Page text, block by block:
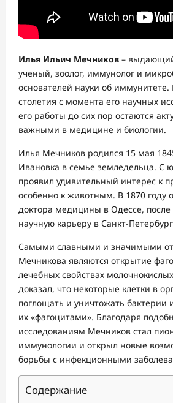
Илья Ильич Мечников –
ученый, зоолог, иммунолог и
основателей науки об
столетия с момента его научных
его работы до сих пор остаются
важными в медицине и биологии.
Илья Мечников родился 15 мая
Ивановка в семье земледельца. С
проявил удивительный интерес к
особенно к животным. В 1870 году
доктора медицины в Одессе, после
научную карьеру в Санкт-
Самыми славными и значимыми
Мечникова являются открытие
лечебных свойствах
доказал, что некоторые клетки в
поглощать и уничтожать бактерии
их «фагоцитами». Благодаря
исследованиям Мечников стал
иммунологии и открыл новые
борьбы с инфекционными
Содержание